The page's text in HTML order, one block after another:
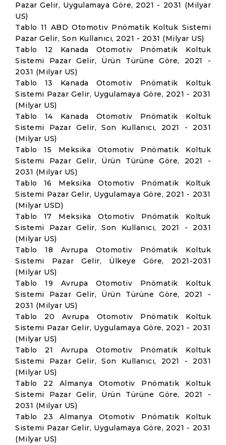
Pazar Gelir, Uygulamaya Göre, 2021 - 2031 (Milyar
US)
Tablo 11 ABD Otomotiv Pnömatik Koltuk Sistemi
Pazar Gelir, Son Kullanıcı, 2021 - 2031 (Milyar US)
Tablo 12 Kanada Otomotiv Pnömatik Koltuk
Sistemi Pazar Gelir, Ürün Türüne Göre, 2021 -
2031 (Milyar US)
Tablo 13 Kanada Otomotiv Pnömatik Koltuk
Sistemi Pazar Gelir, Uygulamaya Göre, 2021 - 2031
(Milyar US)
Tablo 14 Kanada Otomotiv Pnömatik Koltuk
Sistemi Pazar Gelir, Son Kullanıcı, 2021 - 2031
(Milyar US)
Tablo 15 Meksika Otomotiv Pnömatik Koltuk
Sistemi Pazar Gelir, Ürün Türüne Göre, 2021 -
2031 (Milyar US)
Tablo 16 Meksika Otomotiv Pnömatik Koltuk
Sistemi Pazar Gelir, Uygulamaya Göre, 2021 - 2031
(Milyar USD)
Tablo 17 Meksika Otomotiv Pnömatik Koltuk
Sistemi Pazar Gelir, Son Kullanıcı, 2021 - 2031
(Milyar US)
Tablo 18 Avrupa Otomotiv Pnömatik Koltuk
Sistemi Pazar Gelir, Ülkeye Göre, 2021-2031
(Milyar US)
Tablo 19 Avrupa Otomotiv Pnömatik Koltuk
Sistemi Pazar Gelir, Ürün Türüne Göre, 2021 -
2031 (Milyar US)
Tablo 20 Avrupa Otomotiv Pnömatik Koltuk
Sistemi Pazar Gelir, Uygulamaya Göre, 2021 - 2031
(Milyar US)
Tablo 21 Avrupa Otomotiv Pnömatik Koltuk
Sistemi Pazar Gelir, Son Kullanıcı, 2021 - 2031
(Milyar US)
Tablo 22 Almanya Otomotiv Pnömatik Koltuk
Sistemi Pazar Gelir, Ürün Türüne Göre, 2021 -
2031 (Milyar US)
Tablo 23 Almanya Otomotiv Pnömatik Koltuk
Sistemi Pazar Gelir, Uygulamaya Göre, 2021 - 2031
(Milyar US)